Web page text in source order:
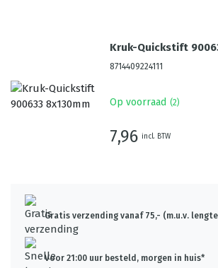
Kruk-Quickstift
8714409224111
Op voorraad (2)
7,96 incl. BTW
Gratis verzending vanaf 75,- (m.u.v.
Voor 21:00 uur besteld, morgen in huis*